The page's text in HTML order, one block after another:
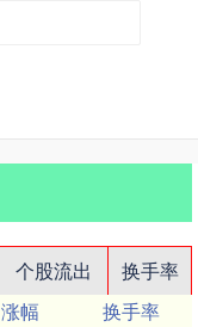
个股流出
换手率
涨幅
换手率